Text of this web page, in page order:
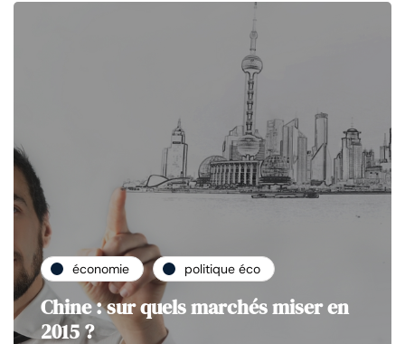
économie politique éco
Chine : sur quels marchés miser en
2015 ?